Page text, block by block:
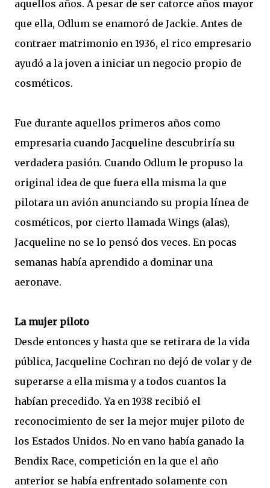
aquellos años. A pesar de ser catorce años mayor
que ella, Odlum se enamoró de Jackie. Antes de
contraer matrimonio en 1936, el rico empresario
ayudó a la joven a iniciar un negocio propio de
cosméticos.
Fue durante aquellos primeros años como
empresaria cuando Jacqueline descubriría su
verdadera pasión. Cuando Odlum le propuso la
original idea de que fuera ella misma la que
pilotara un avión anunciando su propia línea de
cosméticos, por cierto llamada Wings (alas),
Jacqueline no se lo pensó dos veces. En pocas
semanas había aprendido a dominar una
aeronave.
La mujer piloto
Desde entonces y hasta que se retirara de la vida
pública, Jacqueline Cochran no dejó de volar y de
superarse a ella misma y a todos cuantos la
habían precedido. Ya en 1938 recibió el
reconocimiento de ser la mejor mujer piloto de
los Estados Unidos. No en vano había ganado la
Bendix Race, competición en la que el año
anterior se había enfrentado solamente con